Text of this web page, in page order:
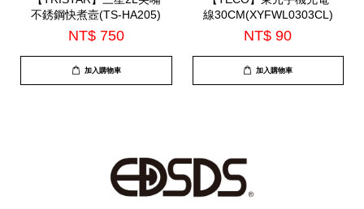
不銹鋼快煮壼(TS-HA205)
NT$ 750
加入購物車
線30CM(XYFWL0303CL)
NT$ 90
加入購物車